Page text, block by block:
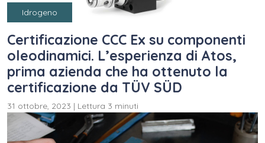
Idrogeno
Certificazione CCC Ex su componenti
oleodinamici. L’esperienza di Atos,
prima azienda che ha ottenuto la
certificazione da TÜV SÜD
31 ottobre, 2023 | Lettura 3 minuti